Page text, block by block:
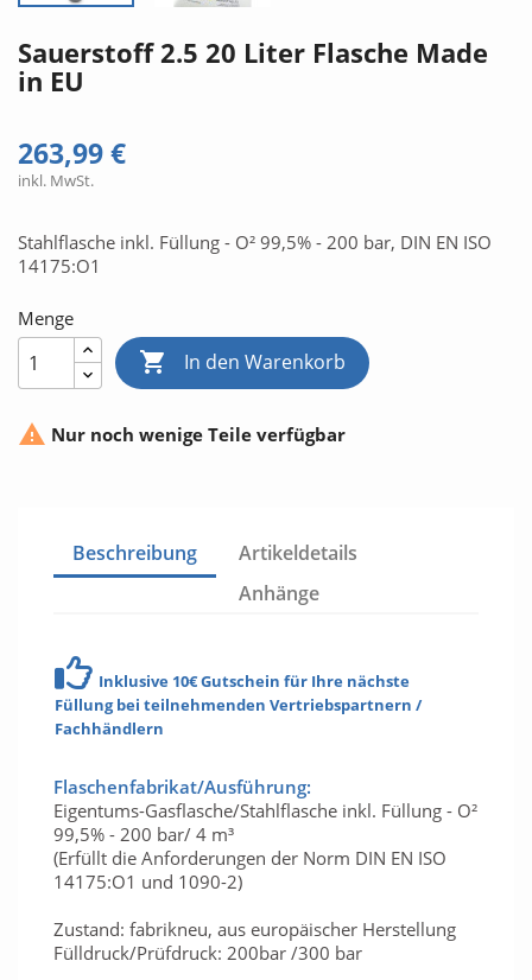
Sauerstoff 2.5 20 Liter Flasche Made
in EU
263,99 €
inkl. MwSt.
Stahlflasche inkl. Füllung - O² 99,5% - 200 bar, DIN EN ISO
14175:O1
Menge
 In den Warenkorb
 Nur noch wenige Teile verfügbar
Beschreibung
Artikeldetails
Anhänge
Inklusive 10€ Gutschein für Ihre nächste
Füllung bei teilnehmenden Vertriebspartnern /
Fachhändlern
Flaschenfabrikat/Ausführung:
Eigentums-Gasflasche/Stahlflasche inkl. Füllung - O²
99,5% - 200 bar/ 4 m³
(Erfüllt die Anforderungen der Norm DIN EN ISO
14175:O1 und 1090-2)
Zustand: fabrikneu, aus europäischer Herstellung
Fülldruck/Prüfdruck: 200bar /300 bar